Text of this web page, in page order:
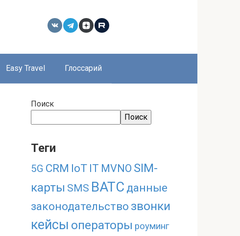
Easy Travel Глоссарий
Поиск
Поиск
Теги
5G CRM IoT IT MVNO SIM-
карты SMS ВАТС данные
законодательство звонки
кейсы операторы роуминг